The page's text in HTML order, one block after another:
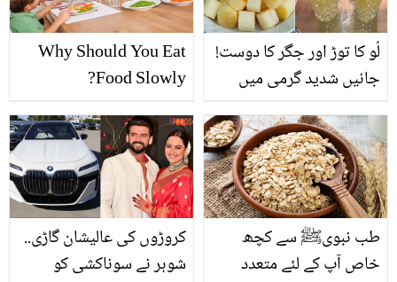
Why Should You Eat
Food Slowly?
لُو کا توڑ اور جگر کا دوست!
جانیں شدید گرمی میں
گھر میں کیسے بنائیں؟ جو
طاقت کے ساتھ فائدہ بھی
دے
کروڑوں کی عالیشان گاڑی..
شوہر نے سوناکشی کو
طب نبویﷺ سے کچھ
خاص آپ کے لئے متعدد